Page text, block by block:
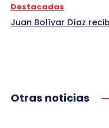
Destacadas
Juan Bolívar Díaz
Otras noticias